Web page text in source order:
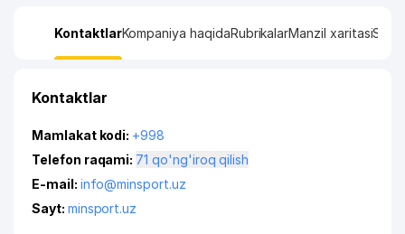
KontaktlarKompaniya haqidaRubrikalarManzil xaritasi
Kontaktlar
Mamlakat kodi: +998
Telefon raqami:
71 qo'ng'iroq qilish
E-mail: info@minsport.uz
Sayt: minsport.uz